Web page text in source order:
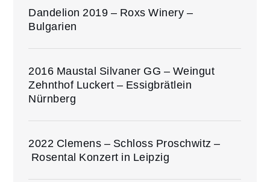
Dandelion 2019 – Roxs Winery –
Bulgarien
2016 Maustal Silvaner GG – Weingut
Zehnthof Luckert – Essigbrätlein
Nürnberg
2022 Clemens – Schloss Proschwitz –
Rosental Konzert in Leipzig